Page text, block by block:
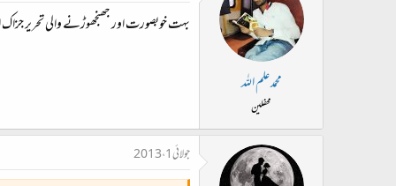
محمد علم اللہ
محفلین
بہت خوبصورت اور جھنجھوڑنے والی تحریر جزاک
جولائی 1، 2013